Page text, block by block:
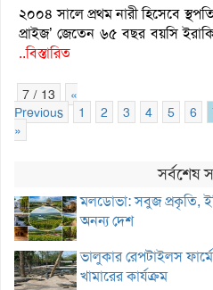
২০০৪ সালে প্রথম নারী হিসেবে
প্রাইজ’ জেতেন ৬৫ বছর বয়সি
..বিস্তারিত
7 / 13
«
Previous
1 2 3 4 5 6
»
সর্বশেষ
মলডোভা: সবুজ প্রকৃতি,
অনন্য দেশ
ভালুকার রেপটাইলস
খামারের কার্যক্রম